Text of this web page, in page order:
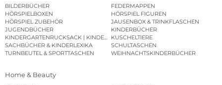
BILDERBÜCHER
FEDERMAPPEN
HÖRSPIELBOXEN
HÖRSPIEL FIGUREN
HÖRSPIEL ZUBEHÖR
JAUSENBOX & TRINKFLASCHEN
JUGENDBÜCHER
KINDERBÜCHER
KINDERGARTENRUCKSACK | KINDERGARTENBEUTEL
KUSCHELTIERE
SACHBÜCHER & KINDERLEXIKA
SCHULTASCHEN
TURNBEUTEL & SPORTTASCHEN
WEIHNACHTSKINDERBÜCHER
Home & Beauty